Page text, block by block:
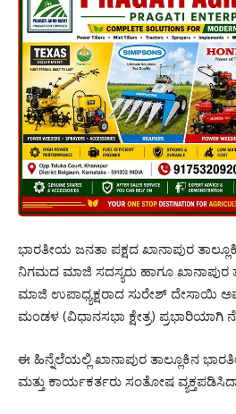
ಭಾರತೀಯ ಜನತಾ ಪಕ್ಷದ ಖಾನಾಪುರ
ನಿಗಮದ ಮಾಜಿ ಸದಸ್ಯರು ಹಾಗೂ
ಮಾಜಿ ಉಪಾಧ್ಯಕ್ಷರಾದ ಸುರೇಶ್ ದೇಸಾಯಿ
ಮಂಡಳ (ವಿಧಾನಸಭಾ ಕ್ಷೇತ್ರ)
ಈ ಹಿನ್ನೆಲೆಯಲ್ಲಿ ಖಾನಾಪುರ ತಾಲ್ಲೂಕಿನ
ಮತ್ತು ಕಾರ್ಯಕರ್ತರು ಸಂತೋಷ